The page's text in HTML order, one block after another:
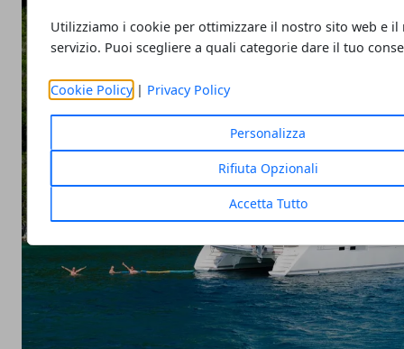
Utilizziamo i cookie per ottimizzare il nostro sito web e il
servizio. Puoi scegliere a quali categorie dare il tuo
Cookie Policy| Privacy Policy
Personalizza
Rifiuta Opzionali
Accetta Tutto